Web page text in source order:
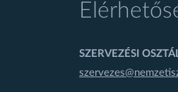
SZERVEZÉSI